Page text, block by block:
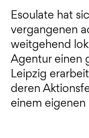
Esoulate hat
vergangenen
weitgehend
Agentur einen
Leipzig
deren
einem